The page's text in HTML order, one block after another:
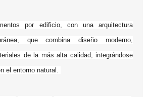
por edificio, con una arquitectura
que combina diseño moderno,
de la más alta calidad, integrándose
el entorno natural.